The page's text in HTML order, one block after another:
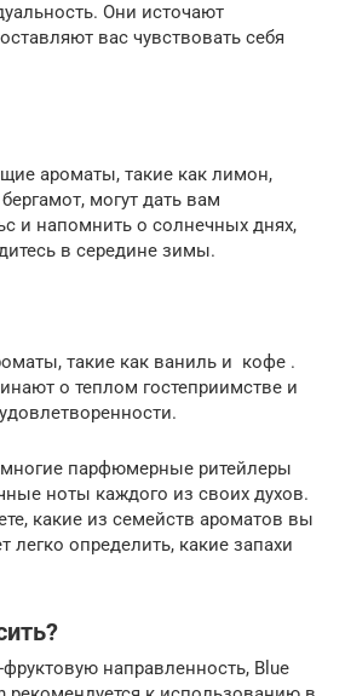
Они источают
вас чувствовать себя
ароматы, такие как лимон,
могут дать вам
и напомнить о солнечных днях,
в середине зимы.
такие как ваниль и кофе .
о теплом гостеприимстве и
парфюмерные ритейлеры
ноты каждого из своих духов.
какие из семейств ароматов вы
легко определить, какие запахи
направленность, Blue